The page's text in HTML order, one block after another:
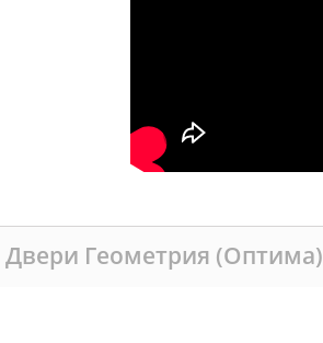
Двери Геометрия (Оптима)